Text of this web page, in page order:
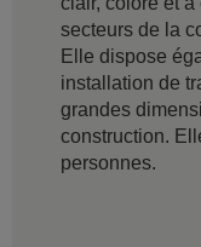
secteurs de la
Elle dispose
installation de
grandes
construction.
personnes.